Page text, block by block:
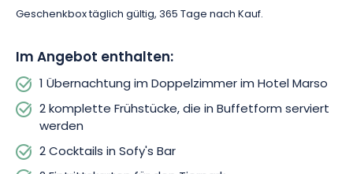
Geschenkbox täglich gültig, 365 Tage nach Kauf.
Im Angebot enthalten:
1 Übernachtung im Doppelzimmer im Hotel Marso
2 komplette Frühstücke, die in Buffetform serviert
werden
2 Cocktails in Sofy's Bar